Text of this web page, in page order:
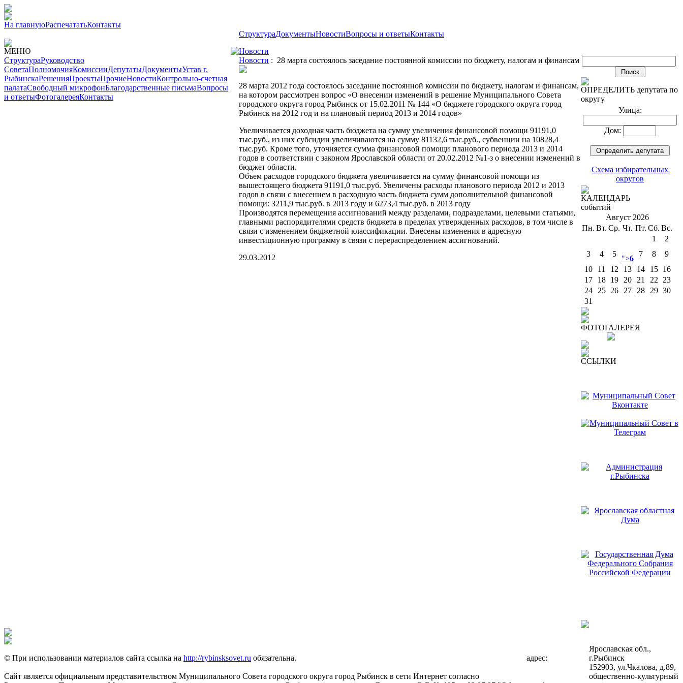
На главнуюРаспечататьКонтакты
СтруктураДокументыНовостиВопросы и ответыКонтакты
МЕНЮ
СтруктураРуководство
СоветаПолномочияКомиссииДепутатыДокументыУстав г.
РыбинскаРешенияПроектыПрочиеНовостиКонтрольно-счетная
палатаСвободный микрофонБлагодарственные письмаВопросы
и ответыФотогалереяКонтакты
Новости
Новости : 28 марта состоялось заседание постоянной комиссии по бюджету, налогам и финансам
28 марта 2012 года состоялось заседание постоянной комиссии по бюджету, налогам и финансам,
на котором рассмотрен вопрос «О внесении изменений в решение Муниципального Совета
городского округа город Рыбинск от 15.02.2011 № 144 «О бюджете городского округа город
Рыбинск на 2012 год и на плановый период 2013 и 2014 годов»
Увеличивается доходная часть бюджета на сумму увеличения финансовой помощи 91191,0
тыс.руб., из них субсидии увеличиваются на сумму 81132,6 тыс.руб., субвенции на 10828,4
тыс.руб. Кроме того, уточняется сумма финансовой помощи планового периода 2013 и 2014
годов в соответствии с законом Ярославской области от 20.02.2012 №1-з о внесении изменений в
бюджет области.
Объем расходов городского бюджета увеличивается на сумму финансовой помощи из
вышестоящего бюджета 91191,0 тыс.руб. Увеличены расходы планового периода 2012 и 2013
годов в связи с внесением в расходную часть бюджета сумм дополнительной финансовой
помощи: 3211,9 тыс.руб. в 2013 году и 6273,4 тыс.руб. в 2013 году
Производятся перемещения ассигнований между разделами, подразделами, целевыми статьями,
главными распорядителями средств бюджета в пределах утвержденных расходов, в том числе в
связи с изменением бюджетной классификации. Внесены изменения в адресную
инвестиционную программу в связи с перераспределением ассигнований.
29.03.2012
ОПРЕДЕЛИТЬ депутата по
округу
Улица:
Дом:
Схема избирательных
округов
КАЛЕНДАРЬ
событий
Август 2026
Пн. Вт. Ср. Чт. Пт. Сб. Вс.
1
2
3
4 5
">6
7 8
9
10
11 12 13 14 15
16
17
18 19 20 21 22
23
24
25 26 27 28 29 30
31
ФОТОГАЛЕРЕЯ
ССЫЛКИ
© При использовании материалов сайта ссылка на http://rybinsksovet.ru обязательна.
Сайт является официальным представительством Муниципального Совета городского округа город Рыбинск в сети Интернет согласно
адрес:
Ярославская обл.,
г.Рыбинск
152903, ул.Чкалова, д.89,
общественно-культурный